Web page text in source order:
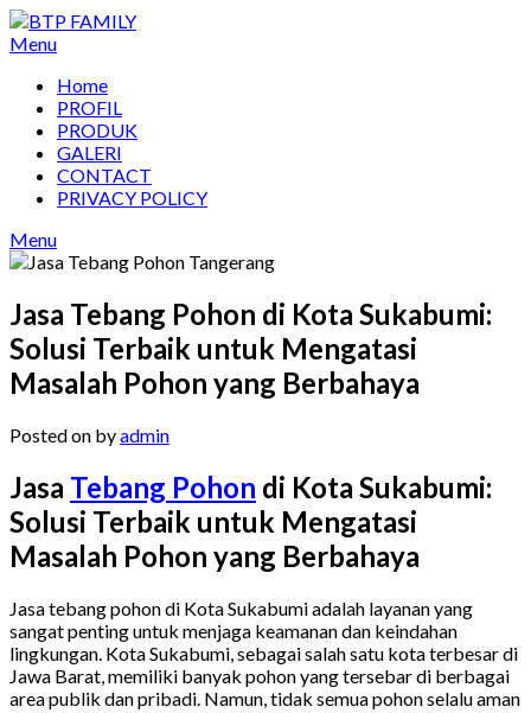
Skip
to
Menu
Home
PROFIL
PRODUK
GALERI
CONTACT
PRIVACY POLICY
Menu
Jasa Tebang Pohon di Kota Sukabumi:
Solusi Terbaik untuk Mengatasi
Masalah Pohon yang Berbahaya
Posted on byadmin
Jasa Tebang Pohon di Kota Sukabumi:
Solusi Terbaik untuk Mengatasi
Masalah Pohon yang Berbahaya
Jasa tebang pohon di Kota Sukabumi adalah layanan yang
sangat penting untuk menjaga keamanan dan keindahan
lingkungan. Kota Sukabumi, sebagai salah satu kota terbesar di
Jawa Barat, memiliki banyak pohon yang tersebar di berbagai
area publik dan pribadi. Namun, tidak semua pohon selalu aman